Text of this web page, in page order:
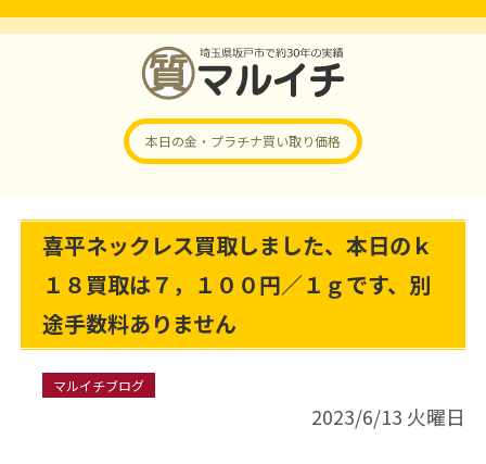
本日の金・プラチナ買い取り価格
喜平ネックレス買取しました、本日のｋ
１８買取は７，１００円／１ｇです、別
途手数料ありません
マルイチブログ
2023/6/13 火曜日